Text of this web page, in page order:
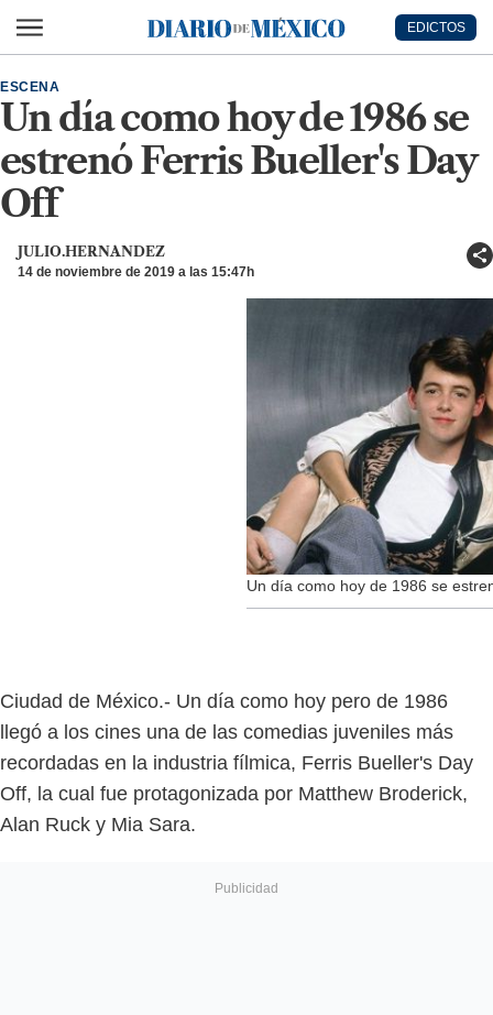
Diario de México
EDICTOS
Un día como hoy de 1986 se
estrenó Ferris Bueller's Day
Off
ESCENA
JULIO.HERNANDEZ
14 de noviembre de 2019 a las 15:47h
Un día como hoy de 1986 se
Ciudad de México.- Un día como hoy pero de 1986
llegó a los cines una de las comedias juveniles más
recordadas en la industria fílmica, Ferris Bueller's Day
Off, la cual fue protagonizada por Matthew Broderick,
Alan Ruck y Mia Sara.